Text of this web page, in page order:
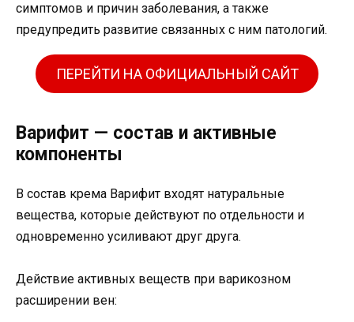
симптомов и причин заболевания, а также
предупредить развитие связанных с ним патологий.
ПЕРЕЙТИ НА ОФИЦИАЛЬНЫЙ САЙТ
Варифит — состав и активные
компоненты
В состав крема Варифит входят натуральные
вещества, которые действуют по отдельности и
одновременно усиливают друг друга.
Действие активных веществ при варикозном
расширении вен: